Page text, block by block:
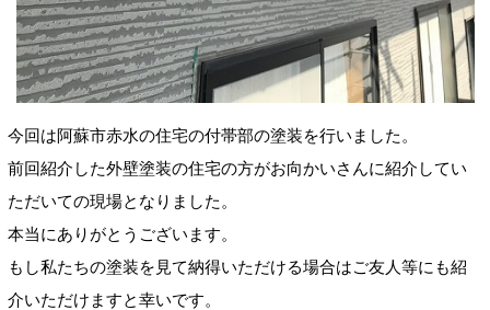
今回は阿蘇市赤水の住宅の付帯部の塗装を行いました。
前回紹介した外壁塗装の住宅の方がお向かいさんに紹介してい
ただいての現場となりました。
本当にありがとうございます。
もし私たちの塗装を見て納得いただける場合はご友人等にも紹
介いただけますと幸いです。